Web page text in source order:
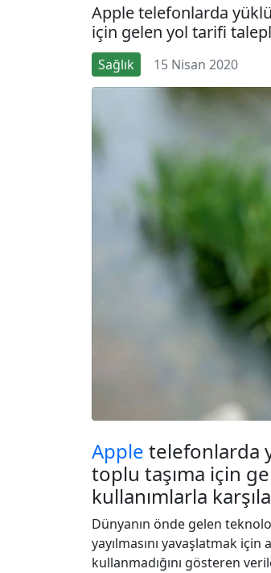
Apple telefonlarda
için gelen yol tarifi
Sağlık 15 Nisan 2020
Apple telefonlarda
toplu taşıma için
kullanımlarla
Dünyanın önde gelen
yayılmasını yavaşlatmak
kullanmadığını gösteren